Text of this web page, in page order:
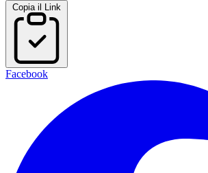
Copia il Link
Facebook